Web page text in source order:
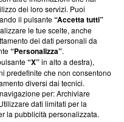
una verifica di
dei loro servizi. Puoi
il pulsante“Accetta tutti”
le tue scelte, anche
dei dati personali da
“Personalizza”.
“X”in alto a destra),
predefinite che non consentono
diversi dai tecnici.
per: Archiviare
dati limitati per la
la pubblicità personalizzata.